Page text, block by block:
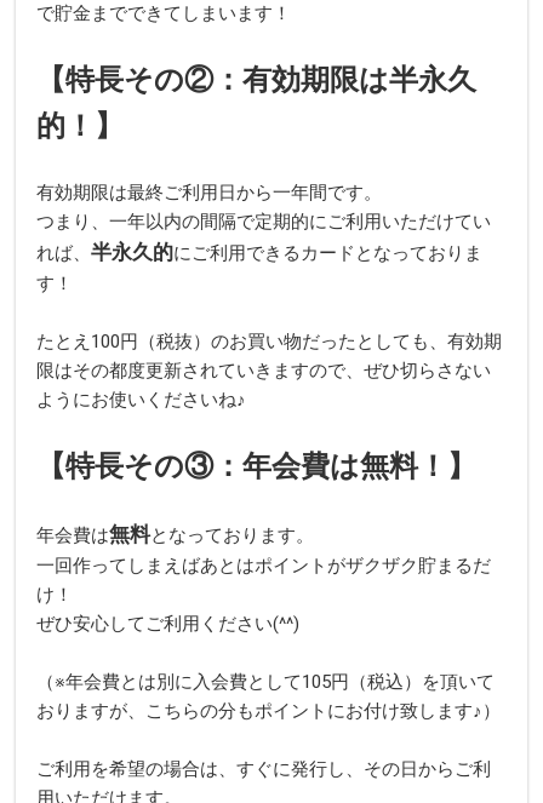
で貯金までできてしまいます！
【特長その②：有効期限は半永久
的！】
有効期限は最終ご利用日から一年間です。
つまり、一年以内の間隔で定期的にご利用いただけてい
れば、半永久的にご利用できるカードとなっておりま
す！
たとえ100円（税抜）のお買い物だったとしても、有効期
限はその都度更新されていきますので、ぜひ切らさない
ようにお使いくださいね♪
【特長その③：年会費は無料！】
年会費は無料となっております。
一回作ってしまえばあとはポイントがザクザク貯まるだ
け！
ぜひ安心してご利用ください(^^)
（※年会費とは別に入会費として105円（税込）を頂いて
おりますが、こちらの分もポイントにお付け致します♪）
ご利用を希望の場合は、すぐに発行し、その日からご利
用いただけます。